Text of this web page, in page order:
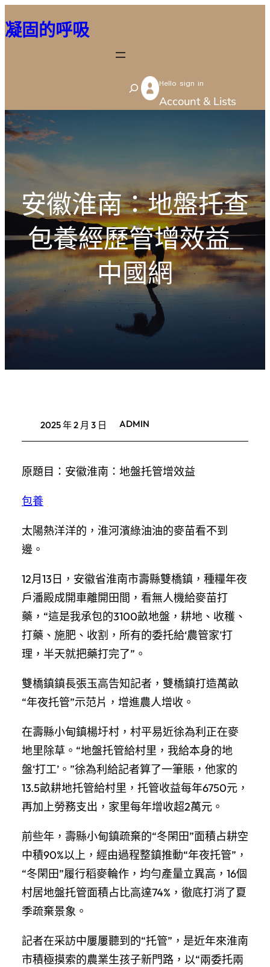
至
容
凝固的呼吸
S
e
Hello sign in
Account & Lists
安徽淮南：地盤托查
包養經歷管增效益_
中國網
2025 年 2 月 3 日 ADMIN
原題目：安徽淮南：地盤托管增效益
包養
太陽熱洋洋的，淮河濱綠油油的麥苗看不到
邊。
12月13日，安徽省淮南市壽縣雙橋鎮，種糧年夜
戶潘殿成開車離開田間，看無人機給麥苗打
藥，“這是我承包的3100畝地盤，耕地、收穫、
打藥、施肥、收割，所有的委托給‘農管家’打
理，半天就把藥打完了”。
雙橋鎮鎮長張玉高告知記者，雙橋鎮打造萬畝
“年夜托管”示范片，增進農人增收。
在壽縣小甸鎮楊圩村，村平易近徐為利正在麥
地里除草。“地盤托管給村里，我給本身的地
盤‘打工’。”徐為利給記者算了一筆賬，他家的
13.5畝耕地托管給村里，托管收益每年6750元，
再加上勞務支出，家里每年增收超2萬元。
前些年，壽縣小甸鎮疏棄的“冬閑田”面積占耕空
中積90%以上，經由過程整鎮推動“年夜托管”，
“冬閑田”履行稻麥輪作，均勻產量立異高，16個
村居地盤托管面積占比高達74%，徹底打消了夏
季疏棄景象。
記者在采訪中屢屢聽到的“托管”，是近年來淮南
市積極摸索的農業生孩子新門路，以“兩委托兩